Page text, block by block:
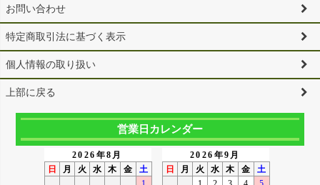
お問い合わせ
特定商取引法に基づく表示
個人情報の取り扱い
上部に戻る
営業日カレンダー